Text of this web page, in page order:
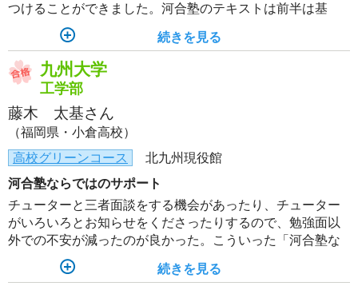
つけることができました。河合塾のテキストは前半は基
礎、後半は応用となっています。テキストを信じて予習・
復習を頑張れば、他の参考書は必要ないと感じました。
続きを見る
九州大学
工学部
藤木 太基さん
（福岡県・小倉高校）
高校グリーンコース
北九州現役館
河合塾ならではのサポート
チューターと三者面談をする機会があったり、チューター
がいろいろとお知らせをくださったりするので、勉強面以
外での不安が減ったのが良かった。こういった「河合塾な
らではのサポート」にとても助けられた。存分に活用すべ
きだと思う。
続きを見る